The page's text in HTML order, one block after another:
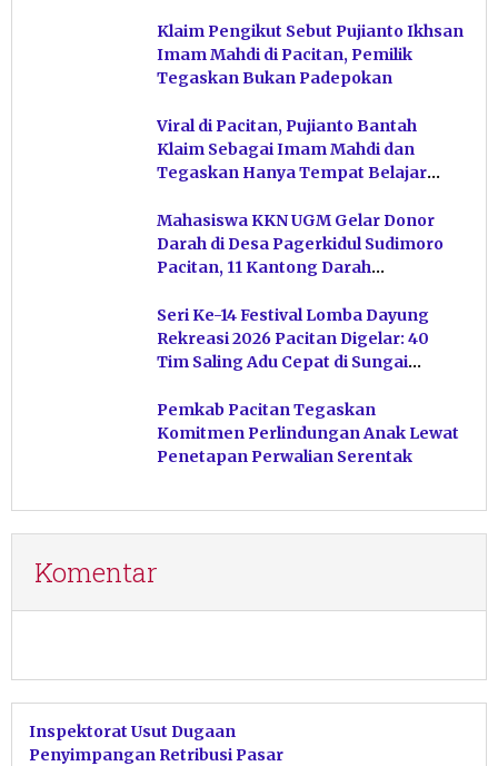
Klaim Pengikut Sebut Pujianto Ikhsan
Imam Mahdi di Pacitan, Pemilik
Tegaskan Bukan Padepokan
Viral di Pacitan, Pujianto Bantah
Klaim Sebagai Imam Mahdi dan
Tegaskan Hanya Tempat Belajar
Mahasiswa KKN UGM Gelar Donor
Darah di Desa Pagerkidul Sudimoro
Pacitan, 11 Kantong Darah
Seri Ke-14 Festival Lomba Dayung
Rekreasi 2026 Pacitan Digelar: 40
Tim Saling Adu Cepat di Sungai
Pemkab Pacitan Tegaskan
Komitmen Perlindungan Anak Lewat
Penetapan Perwalian Serentak
Komentar
Inspektorat Usut Dugaan
Penyimpangan Retribusi Pasar